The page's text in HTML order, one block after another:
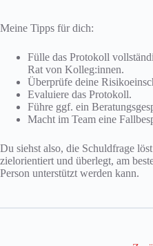
Meine Tipps für dich:
Fülle das Protokoll
Rat von Kolleg:innen.
Überprüfe deine
Evaluiere das Protokoll.
Führe ggf. ein
Macht im Team eine
Du siehst also, die Schuldfrage
zielorientiert und überlegt, am
Person unterstützt werden kann.